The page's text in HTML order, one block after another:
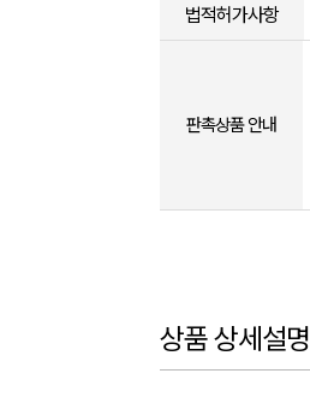
법적허가사항
판촉상품 안내
상품 상세설명